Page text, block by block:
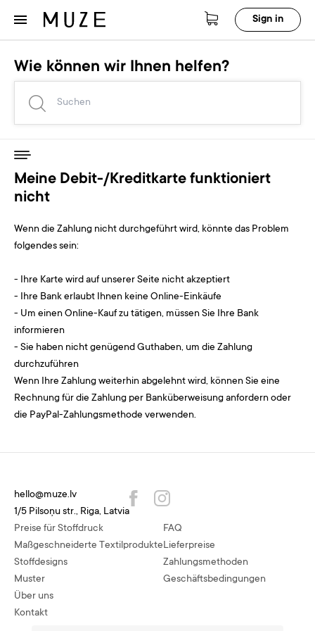
Sign in
Wie können wir Ihnen helfen?
Meine Debit-/Kreditkarte funktioniert
nicht
Wenn die Zahlung nicht durchgeführt wird, könnte das Problem
folgendes sein:
- Ihre Karte wird auf unserer Seite nicht akzeptiert
- Ihre Bank erlaubt Ihnen keine Online-Einkäufe
- Um einen Online-Kauf zu tätigen, müssen Sie Ihre Bank
informieren
- Sie haben nicht genügend Guthaben, um die Zahlung
durchzuführen
Wenn Ihre Zahlung weiterhin abgelehnt wird, können Sie eine
Rechnung für die Zahlung per Banküberweisung anfordern oder
die PayPal-Zahlungsmethode verwenden.
Preise für Stoffdruck
Maßgeschneiderte Textilprodukte
Stoffdesigns
Muster
FAQ
Lieferpreise
Zahlungsmethoden
Geschäftsbedingungen
Über uns
Kontakt
hello@muze.lv
1/5 Pilsoņu str., Riga, Latvia